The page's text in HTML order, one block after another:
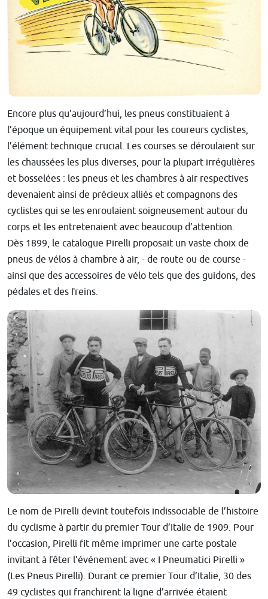
Encore plus qu’aujourd’hui, les pneus constituaient à
l’époque un équipement vital pour les coureurs cyclistes,
l’élément technique crucial. Les courses se déroulaient sur
les chaussées les plus diverses, pour la plupart irrégulières
et bosselées : les pneus et les chambres à air respectives
devenaient ainsi de précieux alliés et compagnons des
cyclistes qui se les enroulaient soigneusement autour du
corps et les entretenaient avec beaucoup d’attention.
Dès 1899, le catalogue Pirelli proposait un vaste choix de
pneus de vélos à chambre à air, - de route ou de course -
ainsi que des accessoires de vélo tels que des guidons, des
pédales et des freins.
Le nom de Pirelli devint toutefois indissociable de l’histoire
du cyclisme à partir du premier Tour d’Italie de 1909. Pour
l’occasion, Pirelli fit même imprimer une carte postale
invitant à fêter l’événement avec « I Pneumatici Pirelli »
(Les Pneus Pirelli). Durant ce premier Tour d’Italie, 30 des
49 cyclistes qui franchirent la ligne d’arrivée étaient